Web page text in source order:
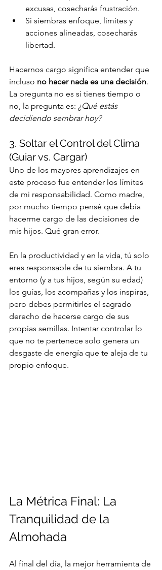
excusas, cosecharás frustración.
Si siembras enfoque, límites y
acciones alineadas, cosecharás
libertad.
Hacernos cargo significa entender que
incluso no hacer nada es una decisión.
La pregunta no es si tienes tiempo o
no, la pregunta es: ¿Qué estás
decidiendo sembrar hoy?
3. Soltar el Control del Clima
(Guiar vs. Cargar)
Uno de los mayores aprendizajes en
este proceso fue entender los límites
de mi responsabilidad. Como madre,
por mucho tiempo pensé que debía
hacerme cargo de las decisiones de
mis hijos. Qué gran error.
En la productividad y en la vida, tú solo
eres responsable de tu siembra. A tu
entorno (y a tus hijos, según su edad)
los guías, los acompañas y los inspiras,
pero debes permitirles el sagrado
derecho de hacerse cargo de sus
propias semillas. Intentar controlar lo
que no te pertenece solo genera un
desgaste de energía que te aleja de tu
propio enfoque.
La Métrica Final: La
Tranquilidad de la
Almohada
Al final del día, la mejor herramienta de